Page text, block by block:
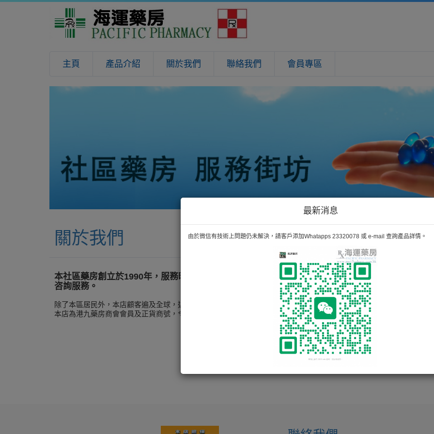
主頁 產品介紹 關於我們 聯絡我們 會員專區
最新消息
由於微信有技術上問題仍未解決，請客戶添加Whatapps 23320078 或 e-mail 查詢產品詳情。
關於我們
本社區藥房創立於1990年，服務旺角街坊超過30年，提供中西成藥、日常用品、嬰兒用品、配藥及
咨詢服務。
除了本區居民外，本店顧客遍及全球，近年更提供不少服務給國內顧客。
本店為港九藥房商會會員及正貨商號，令顧客更有信心。